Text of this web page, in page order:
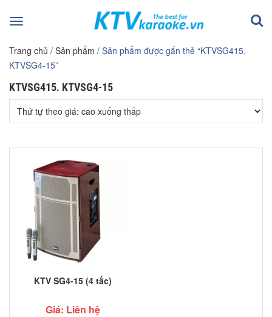
Toggle
Trang chủ / Sản phẩm / Sản phẩm được gắn thẻ “KTVSG415.
KTVSG4-15”
KTVSG415. KTVSG4-15
KTV SG4-15 (4 tấc)
Giá: Liên hệ